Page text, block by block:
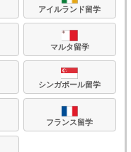
アイルランド留学
マルタ留学
シンガポール留学
フランス留学